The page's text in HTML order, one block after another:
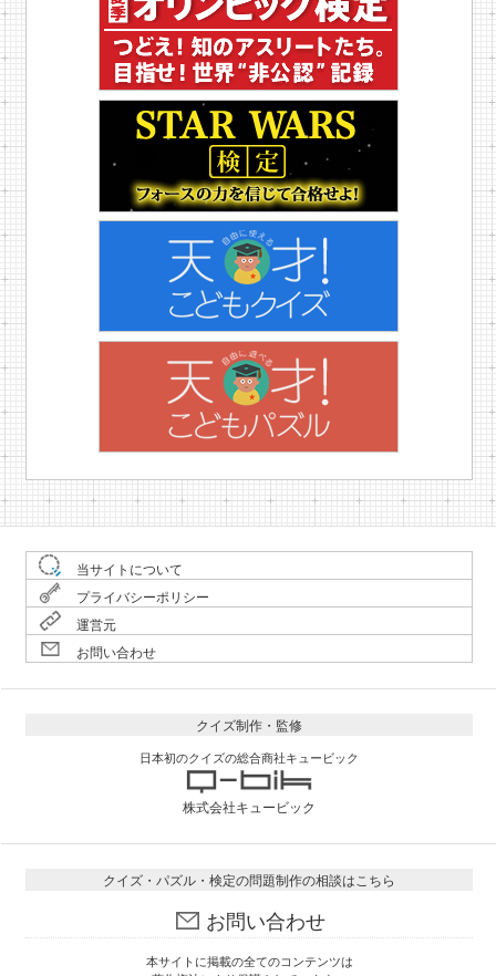
当サイトについて
プライバシーポリシー
運営元
お問い合わせ
クイズ制作・監修
日本初のクイズの総合商社キュービック
株式会社キュービック
クイズ・パズル・検定の問題制作の相談はこちら
お問い合わせ
本サイトに掲載の全てのコンテンツは